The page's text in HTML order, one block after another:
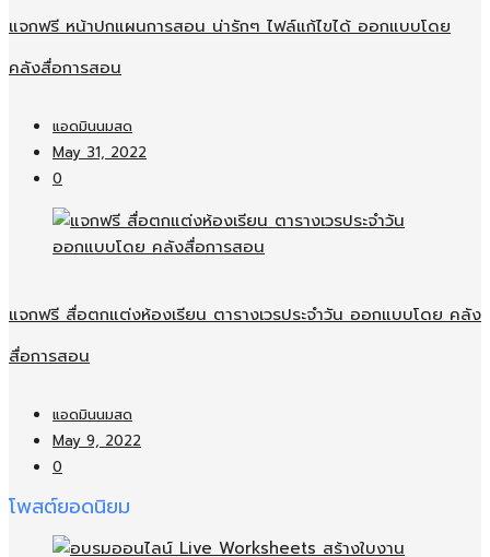
แจกฟรี หน้าปกแผนการสอน น่ารักๆ ไฟล์แก้ไขได้ ออกแบบโดย
คลังสื่อการสอน
แอดมินนมสด
May 31, 2022
0
แจกฟรี สื่อตกแต่งห้องเรียน ตารางเวรประจำวัน ออกแบบโดย คลัง
สื่อการสอน
แอดมินนมสด
May 9, 2022
0
โพสต์ยอดนิยม